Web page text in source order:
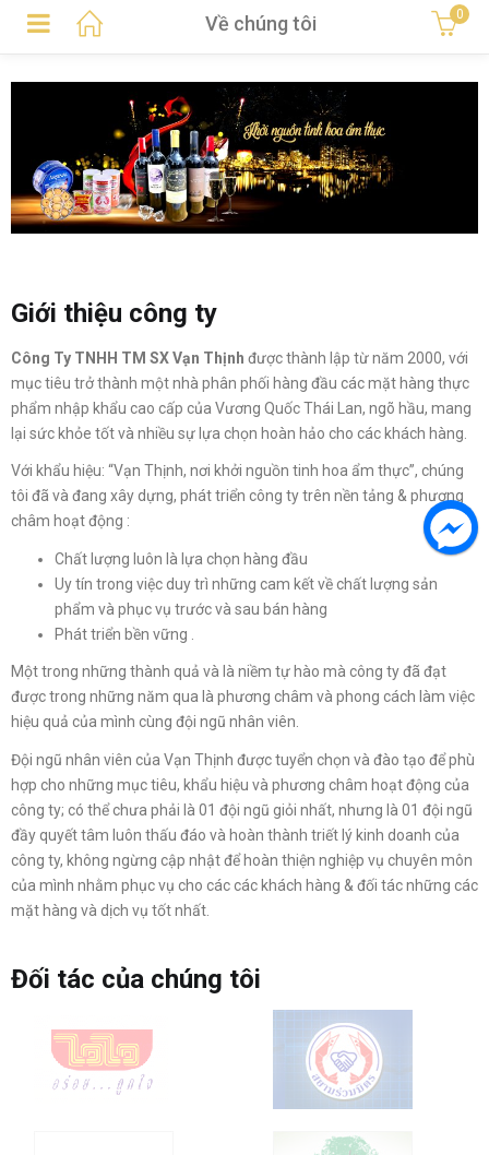
Về chúng tôi 0
Giới thiệu công ty
Công Ty TNHH TM SX Vạn Thịnh được thành lập từ năm 2000, với
mục tiêu trở thành một nhà phân phối hàng đầu các mặt hàng thực
phẩm nhập khẩu cao cấp của Vương Quốc Thái Lan, ngõ hầu, mang
lại sức khỏe tốt và nhiều sự lựa chọn hoàn hảo cho các khách hàng.
Với khẩu hiệu: “Vạn Thịnh, nơi khởi nguồn tinh hoa ẩm thực”, chúng
tôi đã và đang xây dựng, phát triển công ty trên nền tảng & phương
châm hoạt động :
Chất lượng luôn là lựa chọn hàng đầu
Uy tín trong việc duy trì những cam kết về chất lượng sản
phẩm và phục vụ trước và sau bán hàng
Phát triển bền vững .
Một trong những thành quả và là niềm tự hào mà công ty đã đạt
được trong những năm qua là phương châm và phong cách làm việc
hiệu quả của mình cùng đội ngũ nhân viên.
Đội ngũ nhân viên của Vạn Thịnh được tuyển chọn và đào tạo để phù
hợp cho những mục tiêu, khẩu hiệu và phương châm hoạt động của
công ty; có thể chưa phải là 01 đội ngũ giỏi nhất, nhưng là 01 đội ngũ
đầy quyết tâm luôn thấu đáo và hoàn thành triết lý kinh doanh của
công ty, không ngừng cập nhật để hoàn thiện nghiệp vụ chuyên môn
của mình nhằm phục vụ cho các các khách hàng & đối tác những các
mặt hàng và dịch vụ tốt nhất.
Đối tác của chúng tôi